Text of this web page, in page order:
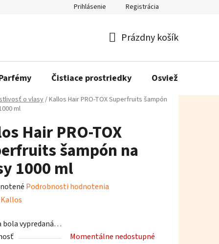
Prihlásenie Registrácia
košík
Prázdny košík
Čistiace prostriedky Osviežovače
o vlasy/Kallos Hair PRO-TOX Superfruits šampón
ml
Hair PRO-TOX
šampón na
1000 ml
Podrobnosti hodnotenia
Kallos
bola vypredaná…
Momentálne nedostupné